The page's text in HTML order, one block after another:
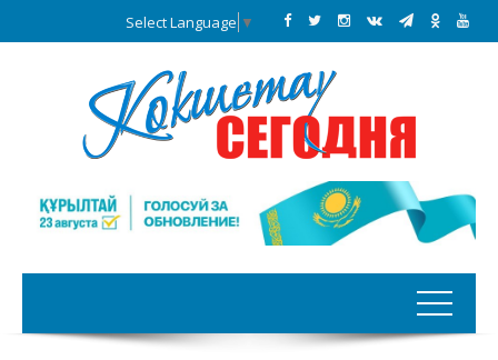
Select Language ▼